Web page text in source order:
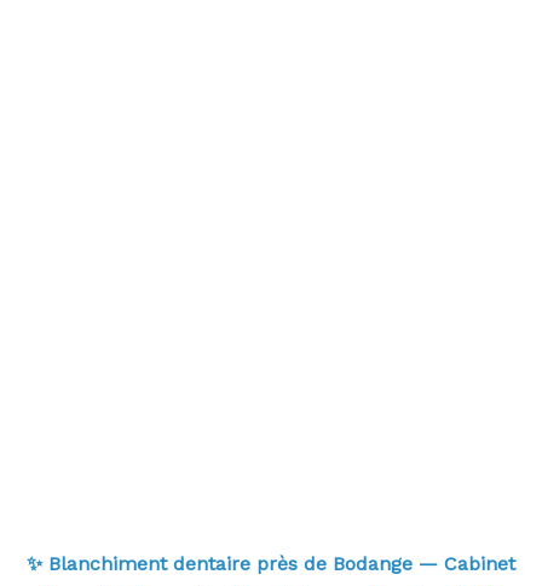
✨ Blanchiment dentaire près de Bodange — Cabinet